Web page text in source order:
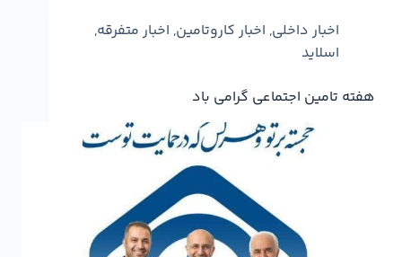
اخبار داخلی, اخبار کاروتامین, اخبار متفرقه,
اسلاید
هفته تامین اجتماعی گرامی باد